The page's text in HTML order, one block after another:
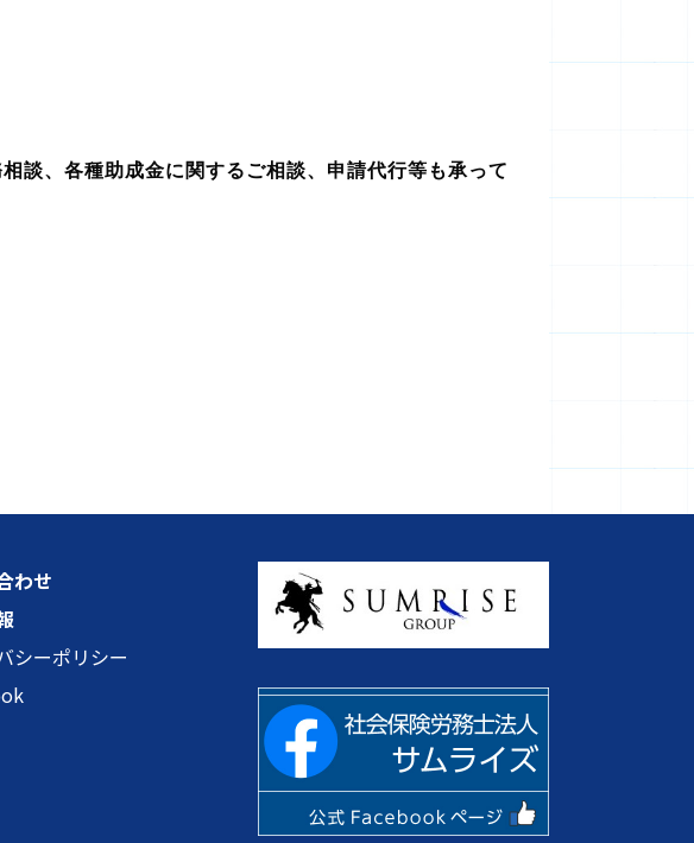
談、各種助成金に関するご相談、申請代行等も承って
わせ
シーポリシー